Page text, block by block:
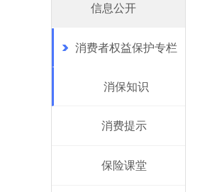
信息公开
消费者权益保护专栏
消保知识
消费提示
保险课堂